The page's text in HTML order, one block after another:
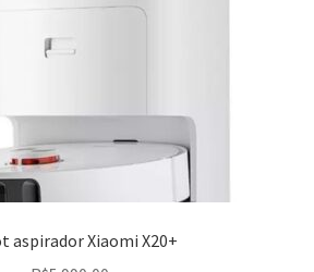
aspirador Xiaomi X20+